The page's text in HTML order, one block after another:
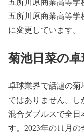
五所川原商業高等学
に変更しています。
菊池日菜の
卓球業界で話題の
ではありません。し
混合ダブルスで全
す。2023年の11月